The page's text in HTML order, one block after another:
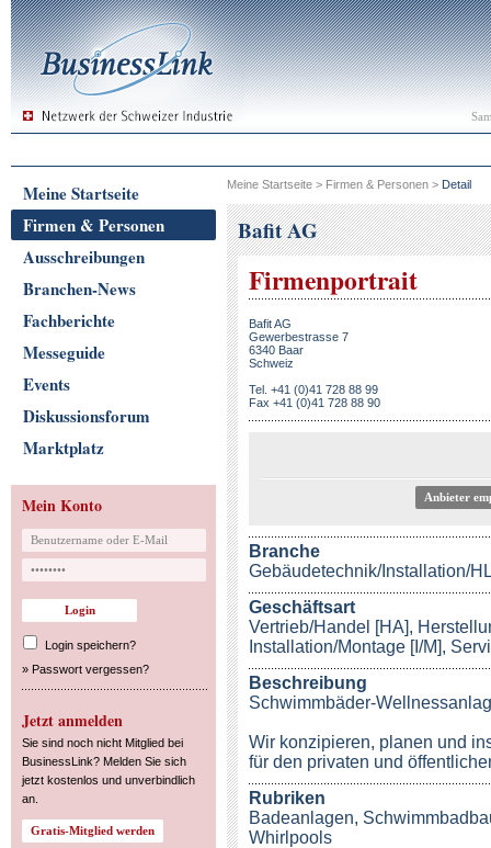
Meine Startseite
Firmen & Personen
Ausschreibungen
Branchen-News
Fachberichte
Messeguide
Events
Diskussionsforum
Marktplatz
Mein Konto
Login speichern?
» Passwort vergessen?
Jetzt anmelden
Sie sind noch nicht Mitglied bei
BusinessLink? Melden Sie sich
jetzt kostenlos und unverbindlich
an.
Meine Startseite > Firmen & Personen > Detail
Bafit AG
Firmenportrait
Bafit AG
Gewerbestrasse 7
6340 Baar
Schweiz
Tel. +41 (0)41 728 88 99
Fax +41 (0)41 728 88 90
Anbieter
Branche
Gebäudetechnik/Installation/
Geschäftsart
Vertrieb/Handel [HA],
Installation/Montage [I/M],
Beschreibung
Schwimmbäder-
Wir konzipieren, planen und
für den privaten und
Rubriken
Badeanlagen,
Whirlpools